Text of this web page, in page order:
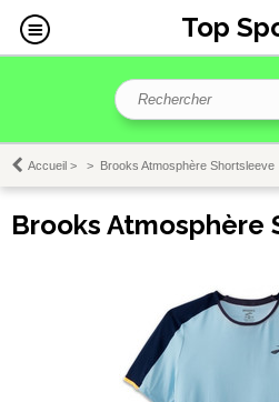
Top
Accueil > > Brooks Atmosphère Shortsleeve
Brooks Atmosphère